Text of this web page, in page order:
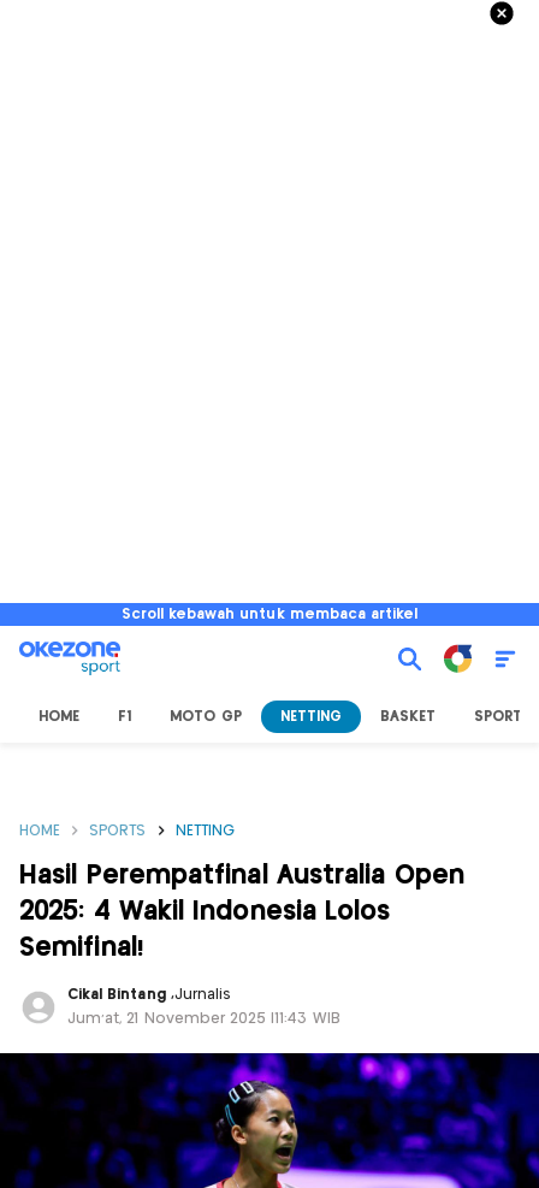
Scroll kebawah untuk membaca artikel
HOME F1 MOTO GP NETTING BASKET SPORT
HOME SPORTS NETTING
Hasil Perempatfinal Australia Open
2025: 4 Wakil Indonesia Lolos
Semifinal!
Cikal Bintang ,Jurnalis
Jum'at, 21 November 2025 |11:43 WIB